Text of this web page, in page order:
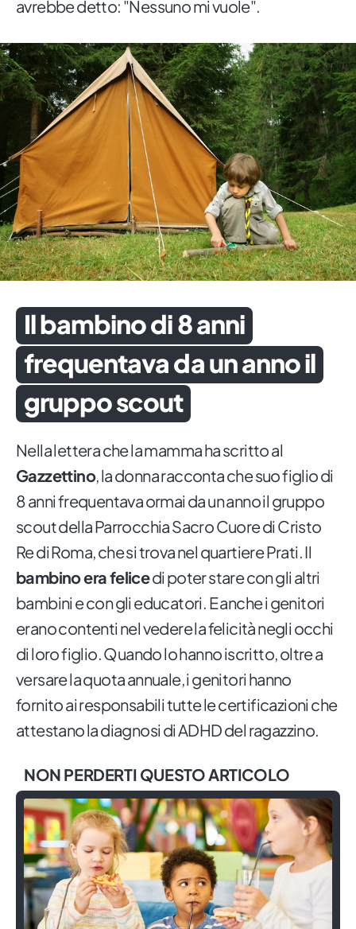
avrebbe detto: "Nessuno mi vuole".
Il bambino di 8 anni
frequentava da un anno il
gruppo scout
Nella lettera che la mamma ha scritto al
Gazzettino, la donna racconta che suo figlio di
8 anni frequentava ormai da un anno il gruppo
scout della Parrocchia Sacro Cuore di Cristo
Re di Roma, che si trova nel quartiere Prati. Il
bambino era felicedi poter stare con gli altri
bambini e con gli educatori. E anche i genitori
erano contenti nel vedere la felicità negli occhi
di loro figlio. Quando lo hanno iscritto, oltre a
versare la quota annuale, i genitori hanno
fornito ai responsabili tutte le certificazioni che
attestano la diagnosi di ADHD del ragazzino.
NON PERDERTI QUESTO ARTICOLO